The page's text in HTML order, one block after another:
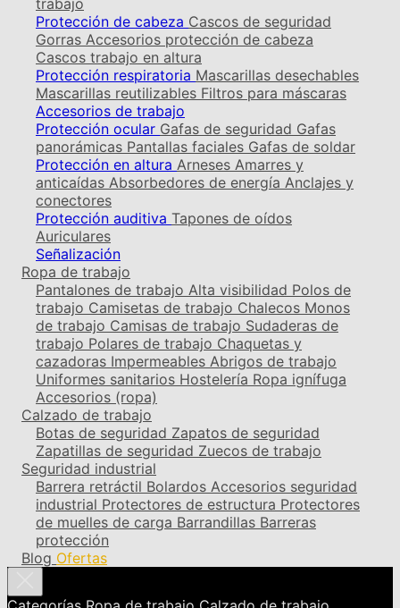
trabajo
Protección de cabeza Cascos de seguridad
Gorras Accesorios protección de cabeza
Cascos trabajo en altura
Protección respiratoria Mascarillas desechables
Mascarillas reutilizables Filtros para máscaras
Accesorios de trabajo
Protección ocular Gafas de seguridad Gafas
panorámicas Pantallas faciales Gafas de soldar
Protección en altura Arneses Amarres y
anticaídas Absorbedores de energía Anclajes y
conectores
Protección auditiva Tapones de oídos
Auriculares
Señalización
Ropa de trabajo
Pantalones de trabajo Alta visibilidad Polos de
trabajo Camisetas de trabajo Chalecos Monos
de trabajo Camisas de trabajo Sudaderas de
trabajo Polares de trabajo Chaquetas y
cazadoras Impermeables Abrigos de trabajo
Uniformes sanitarios Hostelería Ropa ignífuga
Accesorios (ropa)
Calzado de trabajo
Botas de seguridad Zapatos de seguridad
Zapatillas de seguridad Zuecos de trabajo
Seguridad industrial
Barrera retráctil Bolardos Accesorios seguridad
industrial Protectores de estructura Protectores
de muelles de carga Barrandillas Barreras
protección
Blog Ofertas